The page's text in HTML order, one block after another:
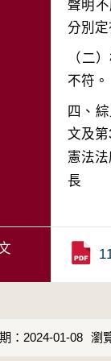
聲明
（二
四、
文及
憲法
長
：2024-01-08 瀏